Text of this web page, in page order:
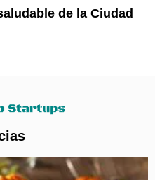
de la Ciudad